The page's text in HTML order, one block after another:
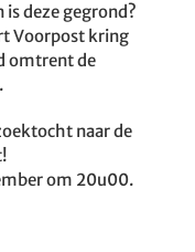
deze gegrond?
Voorpost kring
omtrent de
naar de
om 20u00.